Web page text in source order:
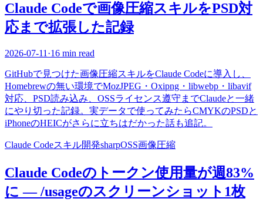
Claude Codeで画像圧縮スキルをPSD対
応まで拡張した記録
2026-07-11 ·16 min read
GitHubで見つけた画像圧縮スキルをClaude Codeに導入し、
Homebrewの無い環境でMozJPEG・Oxipng・libwebp・libavif
対応、PSD読み込み、OSSライセンス遵守までClaudeと一緒
にやり切った記録。実データで使ってみたらCMYKのPSDと
iPhoneのHEICがさらに立ちはだかった話も追記。
Claude Codeスキル開発sharpOSS画像圧縮
Claude Codeのトークン使用量が週83%
に — /usageのスクリーンショット1枚